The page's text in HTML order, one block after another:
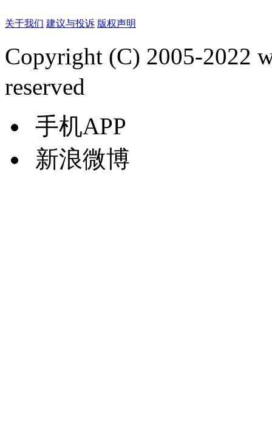
关于我们 建议与投诉 版权声明
Copyright (C) 2005-2022
reserved
手机APP
新浪微博